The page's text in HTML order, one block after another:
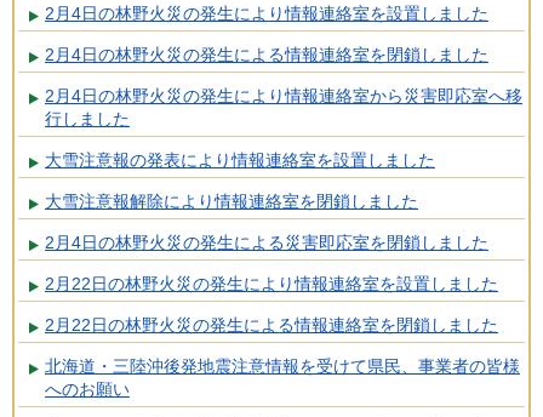
2月4日の林野火災の発生により情報連絡室を設置しました
2月4日の林野火災の発生による情報連絡室を閉鎖しました
2月4日の林野火災の発生により情報連絡室から災害即応室へ移
行しました
大雪注意報の発表により情報連絡室を設置しました
大雪注意報解除により情報連絡室を閉鎖しました
2月4日の林野火災の発生による災害即応室を閉鎖しました
2月22日の林野火災の発生により情報連絡室を設置しました
2月22日の林野火災の発生による情報連絡室を閉鎖しました
北海道・三陸沖後発地震注意情報を受けて県民、事業者の皆様
へのお願い